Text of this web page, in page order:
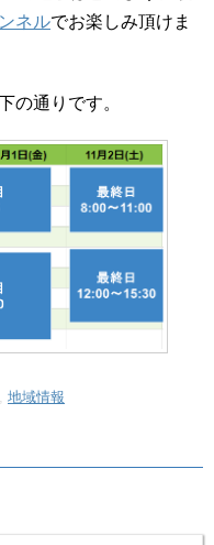
ネルでお楽しみ頂けま
の通りです。
地域情報